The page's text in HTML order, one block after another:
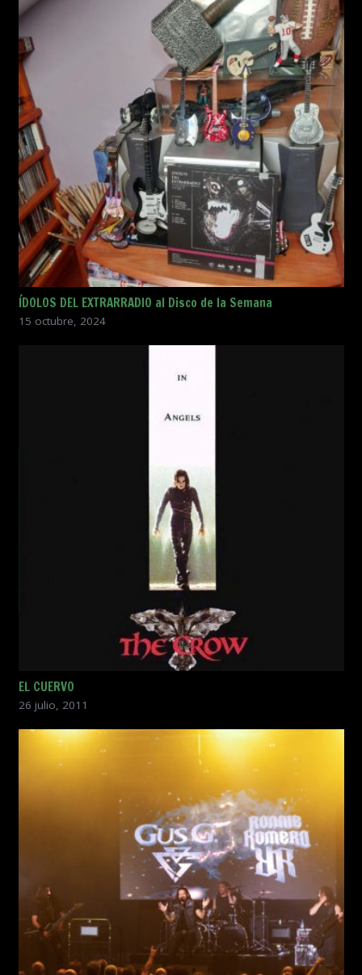
ÍDOLOS DEL EXTRARRADIO al Disco de la Semana
15 octubre, 2024
EL CUERVO
26 julio, 2011